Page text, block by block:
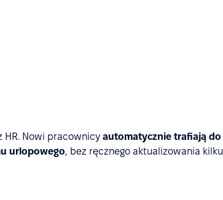
Nowi pracownicy automatycznie trafiają do
urlopowego, bez ręcznego aktualizowania kilku